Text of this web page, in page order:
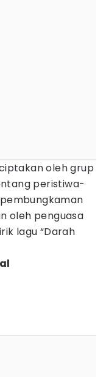
oleh grup
peristiwa-
oleh penguasa
lagu “Darah